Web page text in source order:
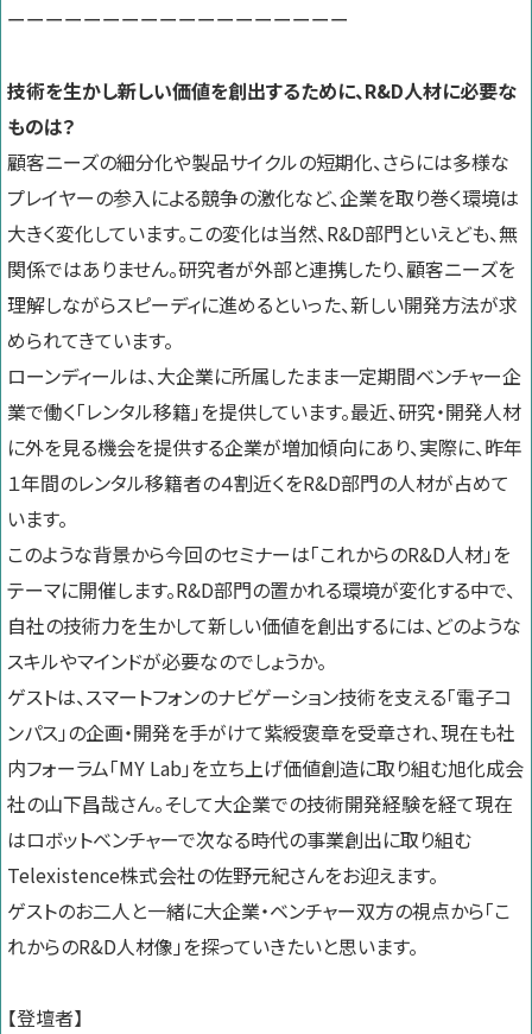
ーーーーーーーーーーーーーーーーーー
技術を生かし新しい価値を創出するために、R&D人材に必要な
ものは？
顧客ニーズの細分化や製品サイクルの短期化、さらには多様な
プレイヤーの参入による競争の激化など、企業を取り巻く環境は
大きく変化しています。この変化は当然、R&D部門といえども、無
関係ではありません。研究者が外部と連携したり、顧客ニーズを
理解しながらスピーディに進めるといった、新しい開発方法が求
められてきています。
ローンディールは、大企業に所属したまま一定期間ベンチャー企
業で働く「レンタル移籍」を提供しています。最近、研究・開発人材
に外を見る機会を提供する企業が増加傾向にあり、実際に、昨年
１年間のレンタル移籍者の４割近くをR&D部門の人材が占めて
います。
このような背景から今回のセミナーは「これからのR&D人材」を
テーマに開催します。R&D部門の置かれる環境が変化する中で、
自社の技術力を生かして新しい価値を創出するには、どのような
スキルやマインドが必要なのでしょうか。
ゲストは、スマートフォンのナビゲーション技術を支える「電子コ
ンパス」の企画・開発を手がけて紫綬褒章を受章され、現在も社
内フォーラム「MY Lab」を立ち上げ価値創造に取り組む旭化成会
社の山下昌哉さん。そして大企業での技術開発経験を経て現在
はロボットベンチャーで次なる時代の事業創出に取り組む
Telexistence株式会社の佐野元紀さんをお迎えます。
ゲストのお二人と一緒に大企業・ベンチャー双方の視点から「こ
れからのR&D人材像」を探っていきたいと思います。
【登壇者】